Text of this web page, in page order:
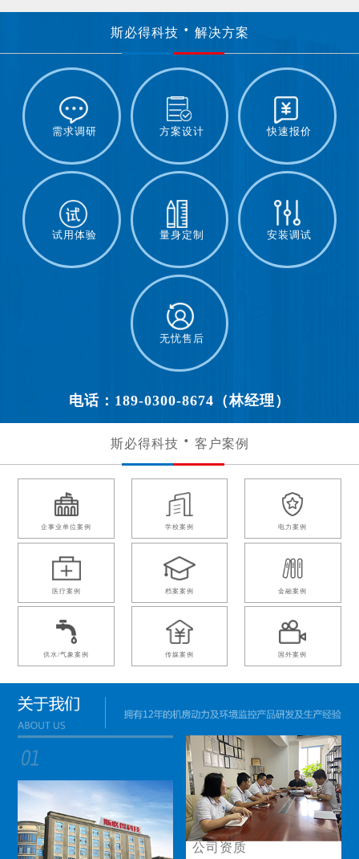
斯必得科技 解决方案
需求调研 方案设计 快速报价
试用体验 量身定制 安装调试
无忧售后
电话：189-0300-8674（林经理）
斯必得科技 客户案例
企事业单位案例 学校案例 电力案例
医疗案例 档案案例 金融案例
供水/气象案例 传媒案例 国外案例
公司资质